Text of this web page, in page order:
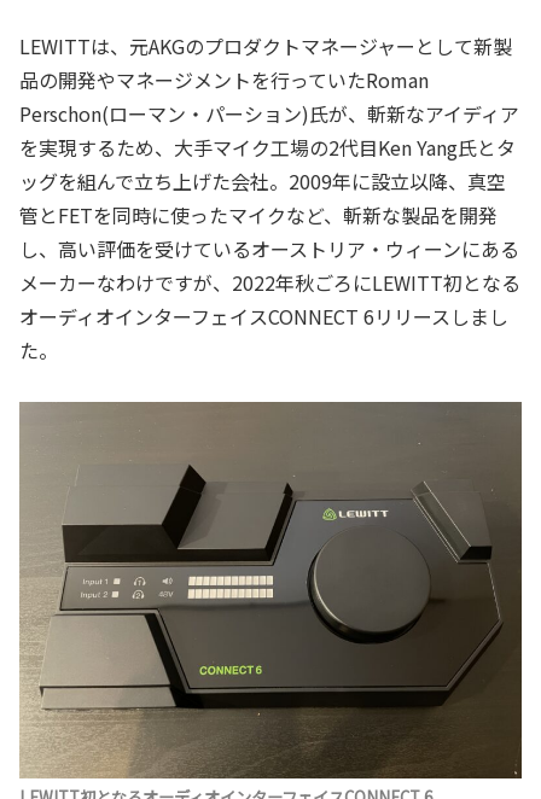
LEWITTは、元AKGのプロダクトマネージャーとして新製
品の開発やマネージメントを行っていたRoman
Perschon(ローマン・パーション)氏が、斬新なアイディア
を実現するため、大手マイク工場の2代目Ken Yang氏とタ
ッグを組んで立ち上げた会社。2009年に設立以降、真空
管とFETを同時に使ったマイクなど、斬新な製品を開発
し、高い評価を受けているオーストリア・ウィーンにある
メーカーなわけですが、2022年秋ごろにLEWITT初となる
オーディオインターフェイスCONNECT 6リリースしまし
た。